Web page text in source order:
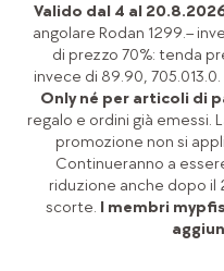
Valido dal 4 al
angolare Rodan 1299.–
di prezzo 70%: tenda
invece di 89.90, 705.013.0.
Only né per articoli di
regalo e ordini già emessi.
promozione non si
Continueranno a
riduzione anche dopo il
scorte. I membri